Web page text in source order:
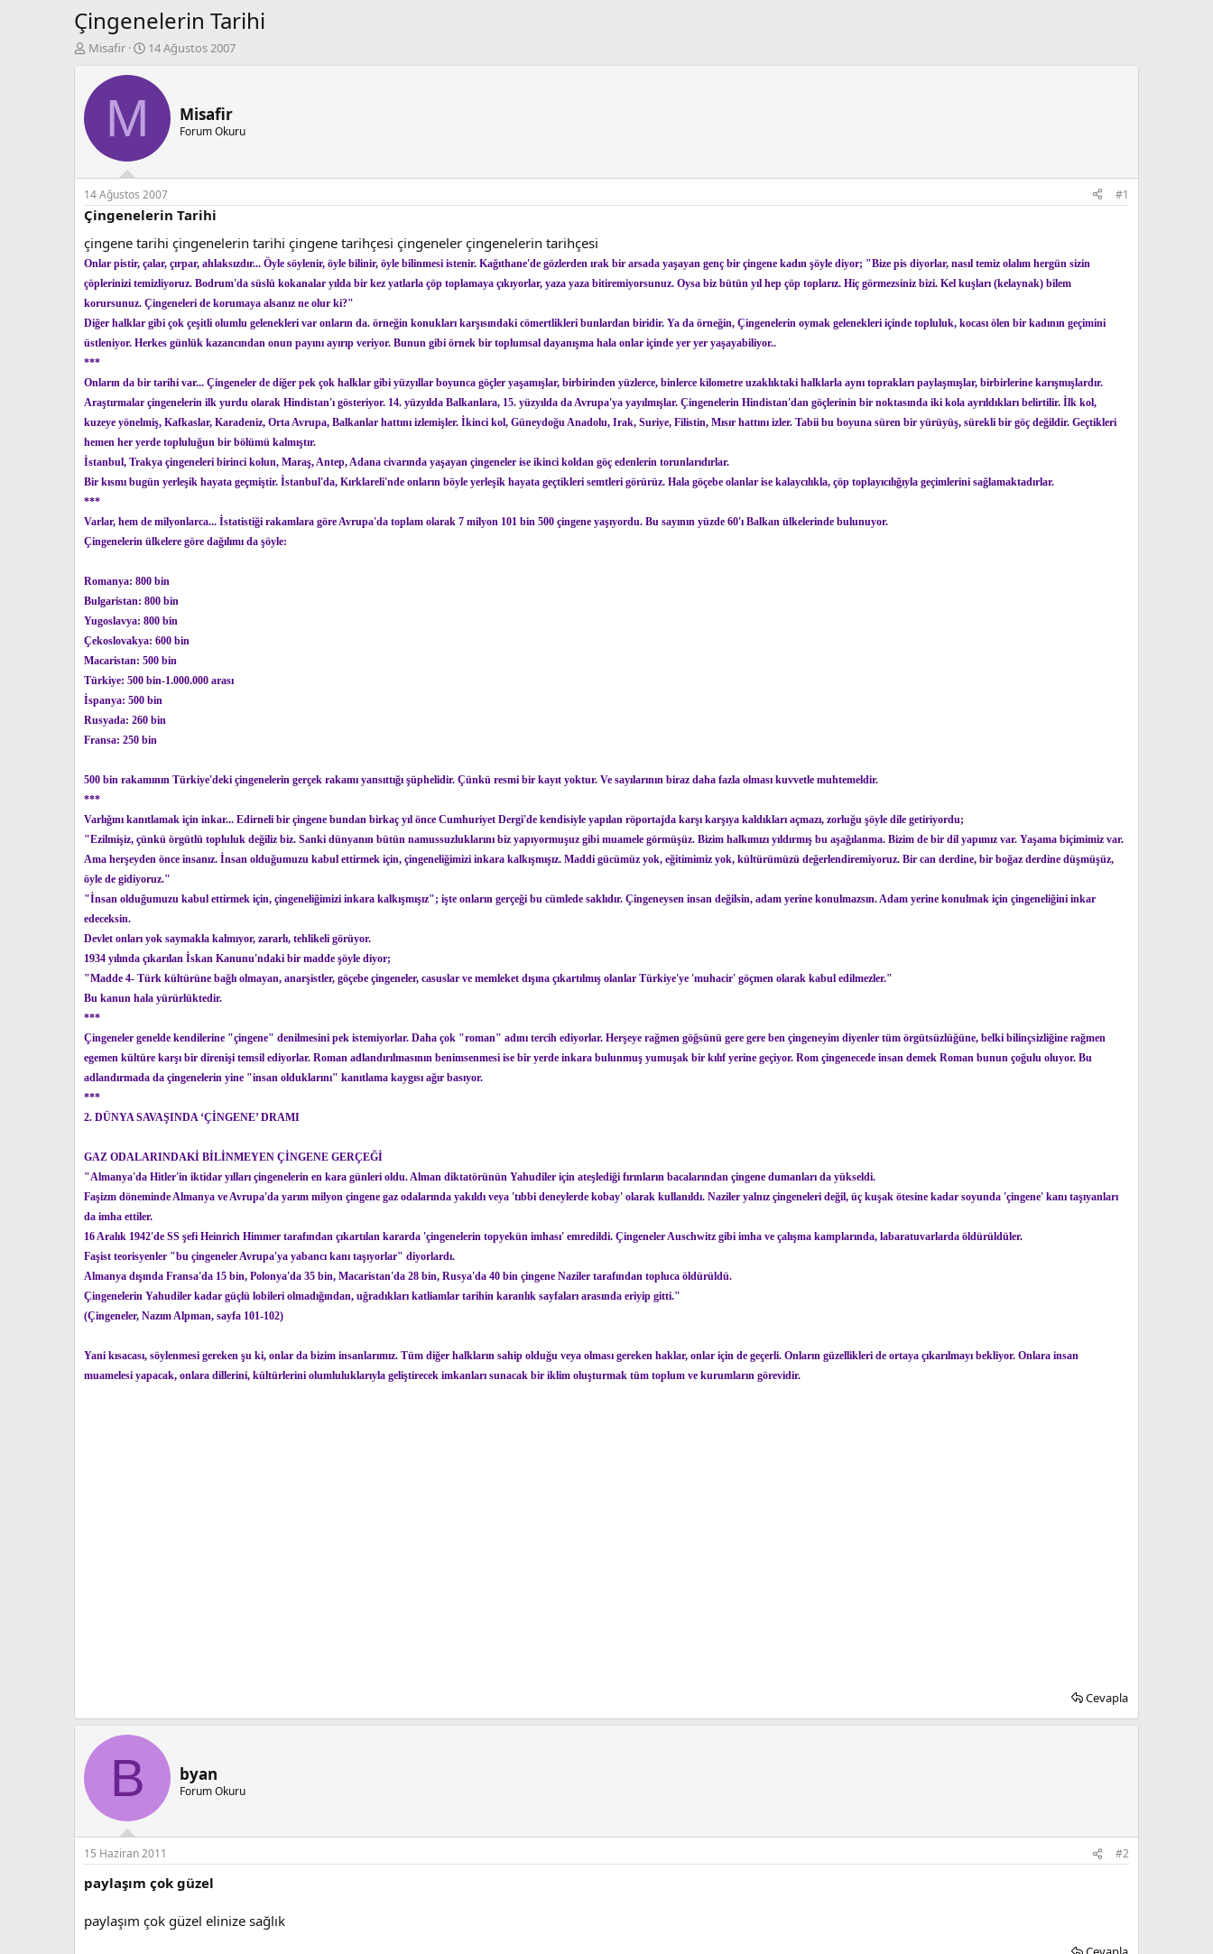
Çingenelerin Tarihi
K
b
u
a
ş
l
a
t
a
Misafir
B
ş
ı
ç
t
a
r
i
h
14 Ağustos 2007
M Misafir
Forum Okuru
14 Ağustos 2007 #1
Çingenelerin Tarihi
çingene tarihi çingenelerin tarihi çingene tarihçesi çingeneler çingenelerin tarihçesi
Onlar pistir, çalar, çırpar, ahlaksızdır... Öyle söylenir, öyle bilinir, öyle bilinmesi istenir. Kağıthane'de gözlerden ırak bir arsada yaşayan genç bir çingene kadın şöyle diyor; "Bize pis diyorlar, nasıl temiz olalım hergün sizin
çöplerinizi temizliyoruz. Bodrum'da süslü kokanalar yılda bir kez yatlarla çöp toplamaya çıkıyorlar, yaza yaza bitiremiyorsunuz. Oysa biz bütün yıl hep çöp toplarız. Hiç görmezsiniz bizi. Kel kuşları (kelaynak) bilem
korursunuz. Çingeneleri de korumaya alsanız ne olur ki?"
Diğer halklar gibi çok çeşitli olumlu gelenekleri var onların da. örneğin konukları karşısındaki cömertlikleri bunlardan biridir. Ya da örneğin, Çingenelerin oymak gelenekleri içinde topluluk, kocası ölen bir kadının geçimini
üstleniyor. Herkes günlük kazancından onun payını ayırıp veriyor. Bunun gibi örnek bir toplumsal dayanışma hala onlar içinde yer yer yaşayabiliyor..
***
Onların da bir tarihi var... Çingeneler de diğer pek çok halklar gibi yüzyıllar boyunca göçler yaşamışlar, birbirinden yüzlerce, binlerce kilometre uzaklıktaki halklarla aynı toprakları paylaşmışlar, birbirlerine karışmışlardır.
Araştırmalar çingenelerin ilk yurdu olarak Hindistan'ı gösteriyor. 14. yüzyılda Balkanlara, 15. yüzyılda da Avrupa'ya yayılmışlar. Çingenelerin Hindistan'dan göçlerinin bir noktasında iki kola ayrıldıkları belirtilir. İlk kol,
kuzeye yönelmiş, Kafkaslar, Karadeniz, Orta Avrupa, Balkanlar hattını izlemişler. İkinci kol, Güneydoğu Anadolu, Irak, Suriye, Filistin, Mısır hattını izler. Tabii bu boyuna süren bir yürüyüş, sürekli bir göç değildir. Geçtikleri
hemen her yerde topluluğun bir bölümü kalmıştır.
İstanbul, Trakya çingeneleri birinci kolun, Maraş, Antep, Adana civarında yaşayan çingeneler ise ikinci koldan göç edenlerin torunlarıdırlar.
Bir kısmı bugün yerleşik hayata geçmiştir. İstanbul'da, Kırklareli'nde onların böyle yerleşik hayata geçtikleri semtleri görürüz. Hala göçebe olanlar ise kalaycılıkla, çöp toplayıcılığıyla geçimlerini sağlamaktadırlar.
***
Varlar, hem de milyonlarca... İstatistiği rakamlara göre Avrupa'da toplam olarak 7 milyon 101 bin 500 çingene yaşıyordu. Bu sayının yüzde 60'ı Balkan ülkelerinde bulunuyor.
Çingenelerin ülkelere göre dağılımı da şöyle:
Romanya: 800 bin
Bulgaristan: 800 bin
Yugoslavya: 800 bin
Çekoslovakya: 600 bin
Macaristan: 500 bin
Türkiye: 500 bin-1.000.000 arası
İspanya: 500 bin
Rusyada: 260 bin
Fransa: 250 bin
500 bin rakamının Türkiye'deki çingenelerin gerçek rakamı yansıttığı şüphelidir. Çünkü resmi bir kayıt yoktur. Ve sayılarının biraz daha fazla olması kuvvetle muhtemeldir.
***
Varlığını kanıtlamak için inkar... Edirneli bir çingene bundan birkaç yıl önce Cumhuriyet Dergi'de kendisiyle yapılan röportajda karşı karşıya kaldıkları açmazı, zorluğu şöyle dile getiriyordu;
"Ezilmişiz, çünkü örgütlü topluluk değiliz biz. Sanki dünyanın bütün namussuzluklarını biz yapıyormuşuz gibi muamele görmüşüz. Bizim halkımızı yıldırmış bu aşağılanma. Bizim de bir dil yapımız var. Yaşama biçimimiz var.
Ama herşeyden önce insanız. İnsan olduğumuzu kabul ettirmek için, çingeneliğimizi inkara kalkışmışız. Maddi gücümüz yok, eğitimimiz yok, kültürümüzü değerlendiremiyoruz. Bir can derdine, bir boğaz derdine düşmüşüz,
öyle de gidiyoruz."
"İnsan olduğumuzu kabul ettirmek için, çingeneliğimizi inkara kalkışmışız"; işte onların gerçeği bu cümlede saklıdır. Çingeneysen insan değilsin, adam yerine konulmazsın. Adam yerine konulmak için çingeneliğini inkar
edeceksin.
Devlet onları yok saymakla kalmıyor, zararlı, tehlikeli görüyor.
1934 yılında çıkarılan İskan Kanunu'ndaki bir madde şöyle diyor;
"Madde 4- Türk kültürüne bağlı olmayan, anarşistler, göçebe çingeneler, casuslar ve memleket dışına çıkartılmış olanlar Türkiye'ye 'muhacir' göçmen olarak kabul edilmezler."
Bu kanun hala yürürlüktedir.
***
Çingeneler genelde kendilerine "çingene" denilmesini pek istemiyorlar. Daha çok "roman" adını tercih ediyorlar. Herşeye rağmen göğsünü gere gere ben çingeneyim diyenler tüm örgütsüzlüğüne, belki bilinçsizliğine rağmen
egemen kültüre karşı bir direnişi temsil ediyorlar. Roman adlandırılmasının benimsenmesi ise bir yerde inkara bulunmuş yumuşak bir kılıf yerine geçiyor. Rom çingenecede insan demek Roman bunun çoğulu oluyor. Bu
adlandırmada da çingenelerin yine "insan olduklarını" kanıtlama kaygısı ağır basıyor.
***
2. DÜNYA SAVAŞINDA ‘ÇİNGENE’ DRAMI
GAZ ODALARINDAKİ BİLİNMEYEN ÇİNGENE GERÇEĞİ
"Almanya'da Hitler'in iktidar yılları çingenelerin en kara günleri oldu. Alman diktatörünün Yahudiler için ateşlediği fırınların bacalarından çingene dumanları da yükseldi.
Faşizm döneminde Almanya ve Avrupa'da yarım milyon çingene gaz odalarında yakıldı veya 'tıbbi deneylerde kobay' olarak kullanıldı. Naziler yalnız çingeneleri değil, üç kuşak ötesine kadar soyunda 'çingene' kanı taşıyanları
da imha ettiler.
16 Aralık 1942'de SS şefi Heinrich Himmer tarafından çıkartılan kararda 'çingenelerin topyekün imhası' emredildi. Çingeneler Auschwitz gibi imha ve çalışma kamplarında, labaratuvarlarda öldürüldüler.
Faşist teorisyenler "bu çingeneler Avrupa'ya yabancı kanı taşıyorlar" diyorlardı.
Almanya dışında Fransa'da 15 bin, Polonya'da 35 bin, Macaristan'da 28 bin, Rusya'da 40 bin çingene Naziler tarafından topluca öldürüldü.
Çingenelerin Yahudiler kadar güçlü lobileri olmadığından, uğradıkları katliamlar tarihin karanlık sayfaları arasında eriyip gitti."
(Çingeneler, Nazım Alpman, sayfa 101-102)
Yani kısacası, söylenmesi gereken şu ki, onlar da bizim insanlarımız. Tüm diğer halkların sahip olduğu veya olması gereken haklar, onlar için de geçerli. Onların güzellikleri de ortaya çıkarılmayı bekliyor. Onlara insan
muamelesi yapacak, onlara dillerini, kültürlerini olumluluklarıyla geliştirecek imkanları sunacak bir iklim oluşturmak tüm toplum ve kurumların görevidir.
Cevapla
B byan
Forum Okuru
15 Haziran 2011 #2
paylaşım çok güzel
paylaşım çok güzel elinize sağlık